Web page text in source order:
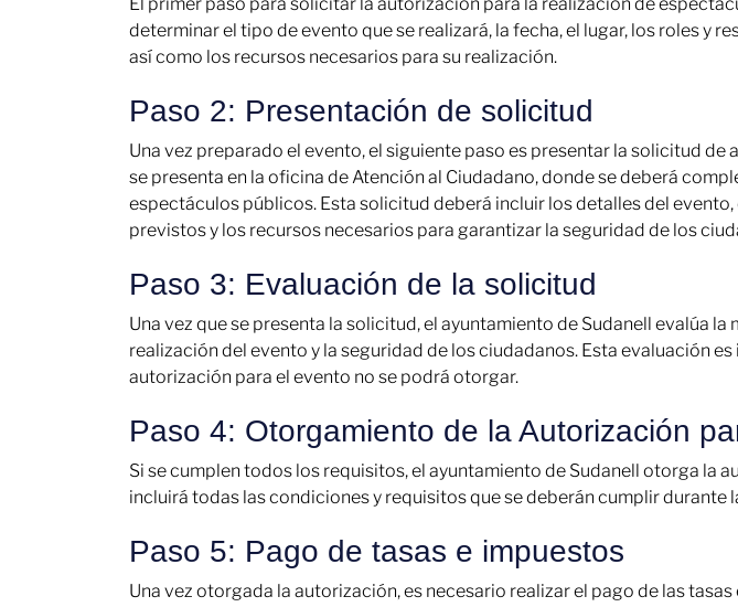
determinar el tipo de evento que se realizará, la fecha, el lugar, los roles y
así como los recursos necesarios para su realización.
Paso 2: Presentación de solicitud
Una vez preparado el evento, el siguiente paso es presentar la solicitud
se presenta en la oficina de Atención al Ciudadano, donde se deberá
espectáculos públicos. Esta solicitud deberá incluir los detalles del
previstos y los recursos necesarios para garantizar la seguridad de los
Paso 3: Evaluación de la solicitud
Una vez que se presenta la solicitud, el ayuntamiento de Sudanell evalúa
realización del evento y la seguridad de los ciudadanos. Esta evaluación
autorización para el evento no se podrá otorgar.
Paso 4: Otorgamiento de la Autorización
Si se cumplen todos los requisitos, el ayuntamiento de Sudanell otorga
incluirá todas las condiciones y requisitos que se deberán cumplir
Paso 5: Pago de tasas e impuestos
Una vez otorgada la autorización, es necesario realizar el pago de las